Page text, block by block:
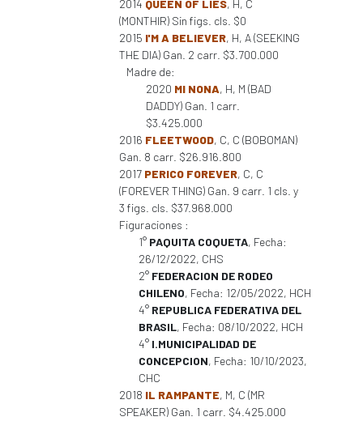
2014 QUEEN OF LIES, H, C
(MONTHIR) Sin figs. cls. $0
2015 I'M A BELIEVER, H, A (SEEKING
THE DIA) Gan. 2 carr. $3.700.000
Madre de:
2020 MI NONA, H, M (BAD
DADDY) Gan. 1 carr.
$3.425.000
2016 FLEETWOOD, C, C (BOBOMAN)
Gan. 8 carr. $26.916.800
2017 PERICO FOREVER, C, C
(FOREVER THING) Gan. 9 carr. 1 cls. y
3 figs. cls. $37.968.000
Figuraciones :
1° PAQUITA COQUETA, Fecha:
26/12/2022, CHS
2° FEDERACION DE RODEO
CHILENO, Fecha: 12/05/2022, HCH
4° REPUBLICA FEDERATIVA DEL
BRASIL, Fecha: 08/10/2022, HCH
4° I.MUNICIPALIDAD DE
CONCEPCION, Fecha: 10/10/2023,
CHC
2018 IL RAMPANTE, M, C (MR
SPEAKER) Gan. 1 carr. $4.425.000